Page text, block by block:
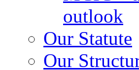
outlook
Our Statute
Our